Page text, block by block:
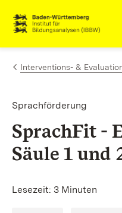
Zum Inhalt springen
Link zur Startseite
Interventions- &
Sprachförderung
SprachFit -
Säule 1 und
Lesezeit: 3 Minuten